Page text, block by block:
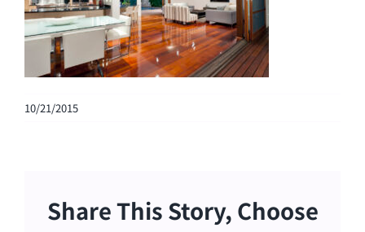
Breakthrough Speaking™
10/21/2015
Share This Story, Choose